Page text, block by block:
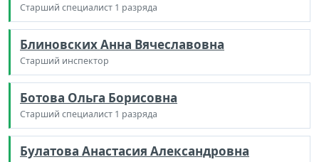
Старший специалист 1 разряда
Блиновских Анна Вячеславовна
Старший инспектор
Ботова Ольга Борисовна
Старший специалист 1 разряда
Булатова Анастасия Александровна